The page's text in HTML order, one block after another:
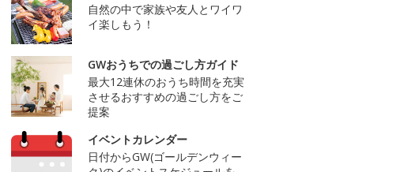
自然の中で家族や友人とワイワ
イ楽しもう！
GWおうちでの過ごし方ガイド
最大12連休のおうち時間を充実
させるおすすめの過ごし方をご
提案
イベントカレンダー
日付からGW(ゴールデンウィー